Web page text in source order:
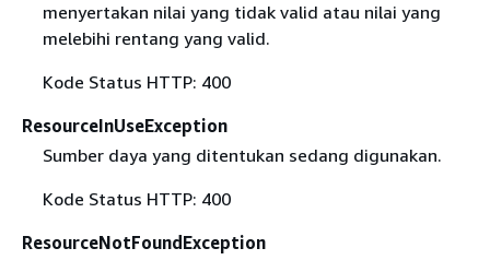
menyertakan nilai yang tidak valid atau nilai yang
melebihi rentang yang valid.
Kode Status HTTP: 400
ResourceInUseException
Sumber daya yang ditentukan sedang digunakan.
Kode Status HTTP: 400
ResourceNotFoundException